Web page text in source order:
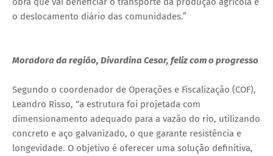
o deslocamento diário das comunidades.”
Moradora da região, Divardina Cesar, feliz com o progresso
Segundo o coordenador de Operações e Fiscalização (COF),
Leandro Risso, “a estrutura foi projetada com
dimensionamento adequado para a vazão do rio, utilizando
concreto e aço galvanizado, o que garante resistência e
longevidade. O objetivo é oferecer uma solução definitiva,